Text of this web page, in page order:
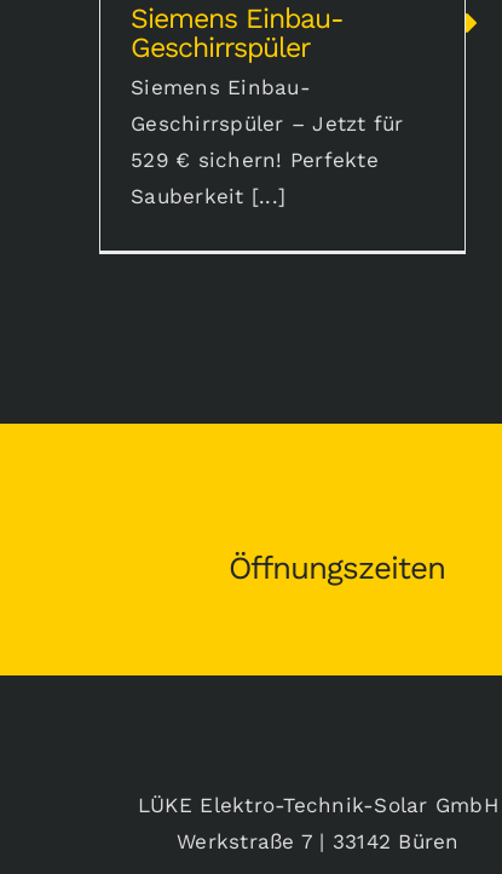
Siemens Einbau-
Geschirrspüler
Siemens Einbau-
Geschirrspüler – Jetzt für
529 € sichern! Perfekte
Sauberkeit [...]
Öffnungszeiten
LÜKE Elektro-Technik-Solar GmbH
Werkstraße 7 | 33142 Büren